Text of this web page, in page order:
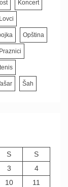
Koncert
Lovci
Opština
Praznici
Šah
S
S
3
4
10
11